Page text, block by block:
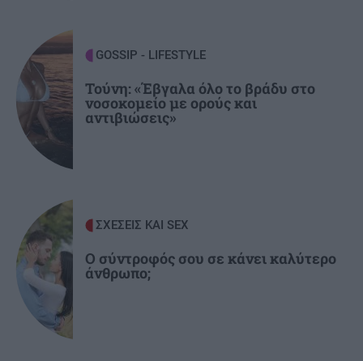
ή τηλεφώνημα για φορολογικές εκκρεμότητες
21:35
ΕΛΛΑΔΑ
Κινηματογραφικός Τουρισμός: Η «Οδύσσεια»
φέρνει εκρηκτική άνοδο στις κρατήσεις
ΠΟΛΙΤΙΣΜΟΣ
Αντάμωμα Ελλάδας και Κύπρου με φόντο το
Μπούρτζι
GOSSIP - LIFESTYLE
Τούνη: «Έβγαλα όλο το βράδυ στο
νοσοκομείο με ορούς και
αντιβιώσεις»
ΣΧΕΣΕΙΣ ΚΑΙ SEX
Ο σύντροφός σου σε κάνει καλύτερο
άνθρωπο;